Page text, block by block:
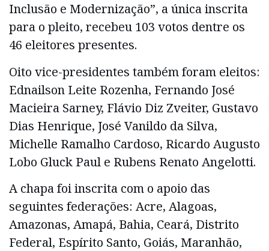
Inclusão e Modernização”, a única inscrita
para o pleito, recebeu 103 votos dentre os
46 eleitores presentes.
Oito vice-presidentes também foram eleitos:
Ednailson Leite Rozenha, Fernando José
Macieira Sarney, Flávio Diz Zveiter, Gustavo
Dias Henrique, José Vanildo da Silva,
Michelle Ramalho Cardoso, Ricardo Augusto
Lobo Gluck Paul e Rubens Renato Angelotti.
A chapa foi inscrita com o apoio das
seguintes federações: Acre, Alagoas,
Amazonas, Amapá, Bahia, Ceará, Distrito
Federal, Espírito Santo, Goiás, Maranhão,